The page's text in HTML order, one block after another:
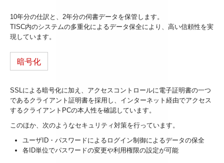
10年分の仕訳と、2年分の伺書データを保管します。
TISC内のシステムの多重化によるデータ保全により、高い信頼性を実
現しています。
暗号化
SSLによる暗号化に加え、アクセスコントロールに電子証明書の一つ
であるクライアント証明書を採用し、インターネット経由でアクセス
するクライアントPCの本人性を確認しています。
このほか、次のようなセキュリティ対策を行っています。
ユーザID・パスワードによるログイン制御によるデータの保全
各ID単位でパスワードの変更や利用権限の設定が可能